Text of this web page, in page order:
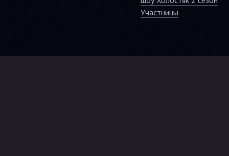
Участницы